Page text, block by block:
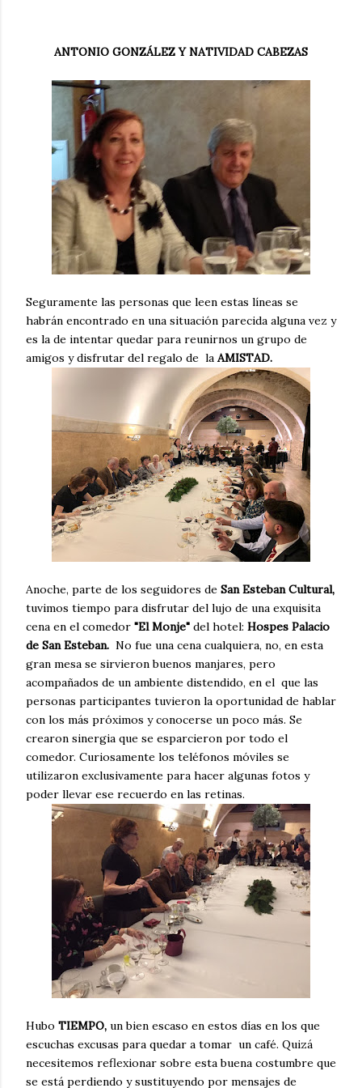
ANTONIO GONZÁLEZ Y NATIVIDAD CABEZAS
Seguramente las personas que leen estas líneas se
habrán encontrado en una situación parecida alguna vez y
es la de intentar quedar para reunirnos un grupo de
amigos y disfrutar del regalo de la AMISTAD.
Anoche, parte de los seguidores de San Esteban Cultural,
tuvimos tiempo para disfrutar del lujo de una exquisita
cena en el comedor "El Monje" del hotel: Hospes Palacio
de San Esteban. No fue una cena cualquiera, no, en esta
gran mesa se sirvieron buenos manjares, pero
acompañados de un ambiente distendido, en el que las
personas participantes tuvieron la oportunidad de hablar
con los más próximos y conocerse un poco más. Se
crearon sinergia que se esparcieron por todo el
comedor. Curiosamente los teléfonos móviles se
utilizaron exclusivamente para hacer algunas fotos y
poder llevar ese recuerdo en las retinas.
Hubo TIEMPO, un bien escaso en estos días en los que
escuchas excusas para quedar a tomar un café. Quizá
necesitemos reflexionar sobre esta buena costumbre que
se está perdiendo y sustituyendo por mensajes de